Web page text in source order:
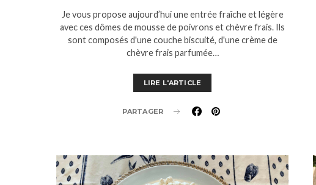
Je vous propose aujourd’hui une entrée fraîche et légère
avec ces dômes de mousse de poivrons et chèvre frais. Ils
sont composés d'une couche biscuité, d'une crème de
chèvre frais parfumée…
LIRE L'ARTICLE
PARTAGER